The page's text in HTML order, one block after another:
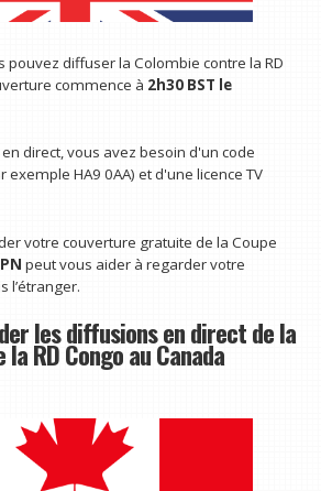
pouvez diffuser la Colombie contre la RD
commence à 2h30 BST le
direct, vous avez besoin d'un code
HA9 0AA) et d'une licence TV
votre couverture gratuite de la Coupe
peut vous aider à regarder votre
l’étranger.
les diffusions en direct de la
RD Congo au Canada